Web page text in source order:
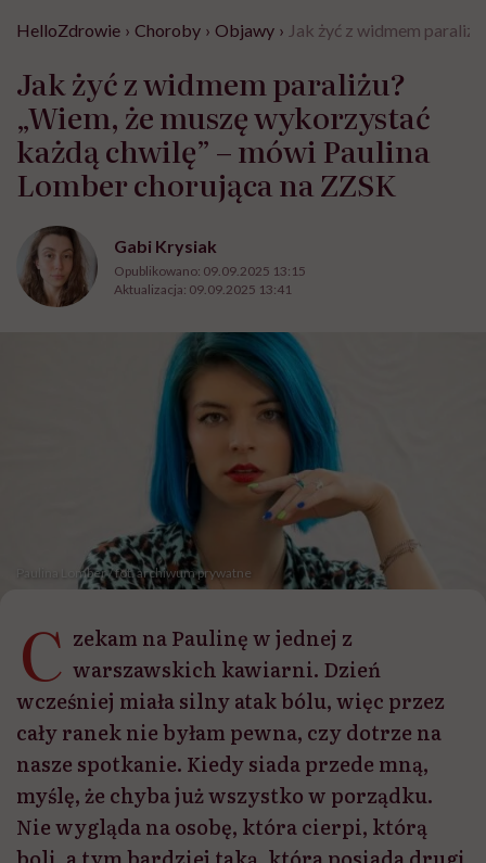
HelloZdrowie › Choroby › Objawy › Jak żyć z widmem
Jak żyć z widmem paraliżu?
„Wiem, że muszę wykorzystać
każdą chwilę” – mówi Paulina
Lomber chorująca na ZZSK
Gabi Krysiak
Opublikowano: 09.09.2025 13:15
Aktualizacja: 09.09.2025 13:41
Paulina Lomber / fot. archiwum prywatne
C zekam na Paulinę w jednej z
warszawskich kawiarni. Dzień
wcześniej miała silny atak bólu, więc przez
cały ranek nie byłam pewna, czy dotrze na
nasze spotkanie. Kiedy siada przede mną,
myślę, że chyba już wszystko w porządku.
Nie wygląda na osobę, która cierpi, którą